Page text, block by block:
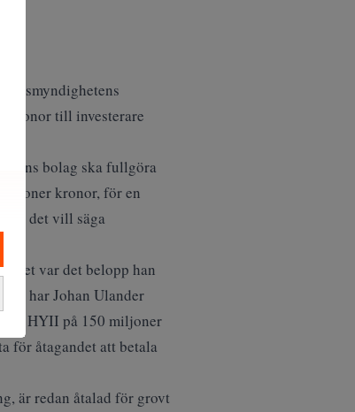
kronor till investerare
hans bolag ska fullgöra
kronor, för en
det vill säga
var det belopp han
har Johan Ulander
på HYII på 150 miljoner
för åtagandet att betala
är redan åtalad för grovt